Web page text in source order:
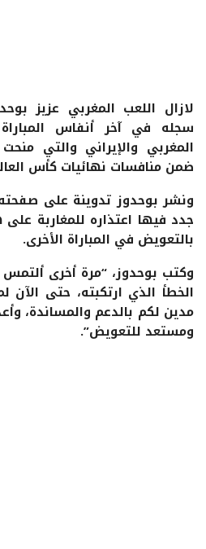
لازال اللعب المغربي عزيز
سجله في آخر أنفاس
المغربي والإيراني والتي
ضمن منافسات نهائيات كأس
ونشر بوحدوز تدوينة على صفحته
جدد فيها اعتذاره للمغاربة
بالتعويض في المباراة الأخرى.
وكتب بوحدوز، “مرة أخرى
الخطأ الذي ارتكبته، حتى
مدين لكم بالدعم والمساندة،
ومستعد للتعويض”.